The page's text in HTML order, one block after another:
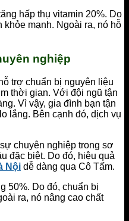
hấp thụ vitamin 20%. Do
khỏe mạnh. Ngoài ra, nó hỗ
nghiệp
trợ chuẩn bị nguyên liệu
thời gian. Với đội ngũ tận
Vì vậy, gia đình bạn tận
lắng. Bên cạnh đó, dịch vụ
chuyên nghiệp trong sơ
đặc biệt. Do đó, hiệu quả
Nội dễ dàng qua Cô Tấm.
50%. Do đó, chuẩn bị
ra, nó nâng cao chất